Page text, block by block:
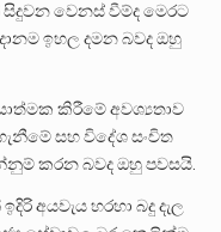
වෙනස් වීම්ද මෙරට
ඉහල දමන බවද ඔහු
කිරීමේ අවශ්‍යතාව
සහ විදේශ සංචිත
කරන බවද ඔහු පවසයි.
අයවැය හරහා බදු දැල